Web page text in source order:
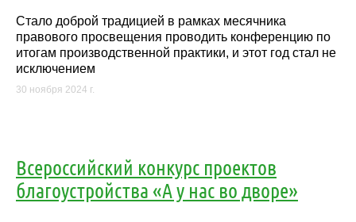
Стало доброй традицией в рамках месячника
правового просвещения проводить конференцию по
итогам производственной практики, и этот год стал не
исключением
30 ноября 2024 г.
Всероссийский конкурс проектов
благоустройства «А у нас во дворе»